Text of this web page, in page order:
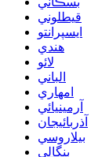
قيطلوني
ايسپرانتو
هندي
لائو
الباني
امهاري
آرمينيائي
آذربائيجان
بيلاروسي
بنگالي